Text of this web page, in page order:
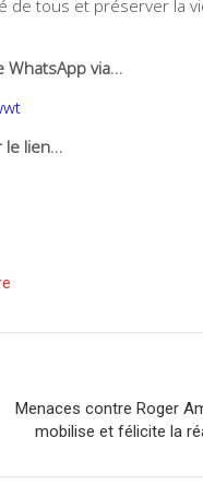
tous et préserver la
WhatsApp via…
le lien…
Menaces contre Roger
mobilise et félicite la